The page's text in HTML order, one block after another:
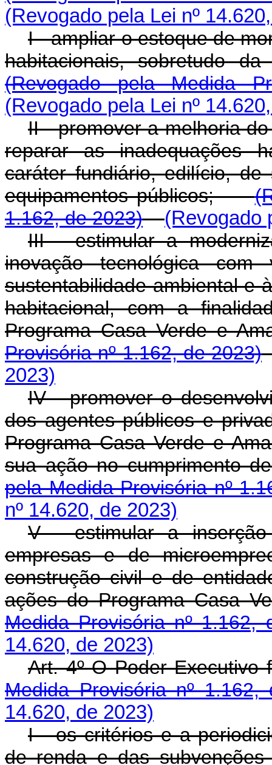
(Revogado pela Lei nº
I - ampliar o estoque de
habitacionais,
(Revogado pela Medida
(Revogado pela Lei nº
II - promover a melhoria
reparar as inadequações
caráter fundiário, edilício,
equipamentos públicos;
1.162, de 2023)
(Revogado
III - estimular a
inovação tecnológica
sustentabilidade ambiental e
habitacional, com a
Programa Casa Verde
Provisória nº 1.162, de 2023)
2023)
IV - promover o
dos agentes públicos e
Programa Casa Verde e
sua ação no
pela Medida Provisória nº
nº 14.620, de 2023)
V - estimular a inserção
empresas e de
construção civil e de
ações do Programa Casa
Medida Provisória nº 1.162,
14.620, de 2023)
Art. 4º O Poder
Medida Provisória nº 1.162,
14.620, de 2023)
I - os critérios e a
de renda e das